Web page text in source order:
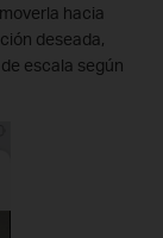
hacia
deseada,
escala según